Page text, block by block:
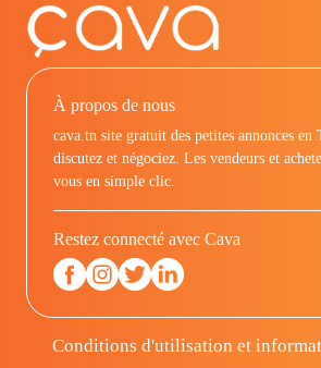
À propos de nous
cava.tn site gratuit des petites annonces en
discutez et négociez. Les vendeurs et
vous en simple clic.
Restez connecté avec Cava
Conditions d'utilisation et